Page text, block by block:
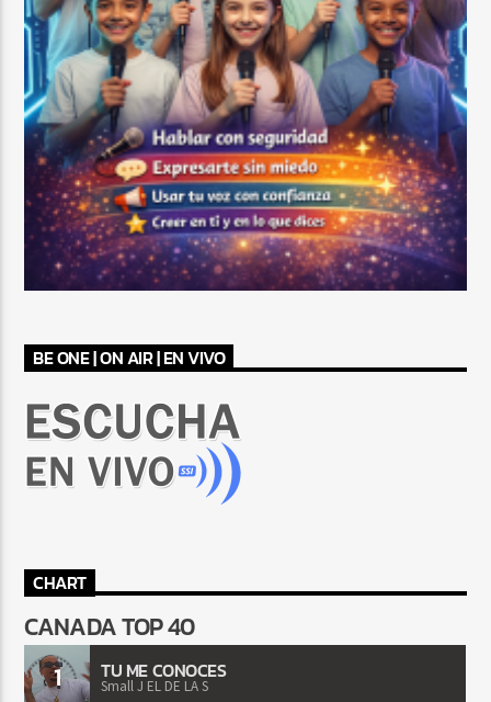
BE ONE | ON AIR | EN VIVO
CHART
CANADA TOP 40
1 TU ME CONOCES
Small J EL DE LA S